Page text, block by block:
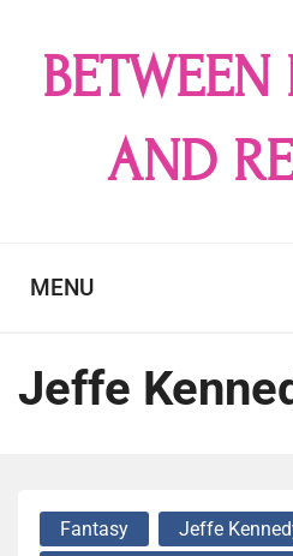
content
AND
MENU
Jeffe
Fantasy
Jeffe